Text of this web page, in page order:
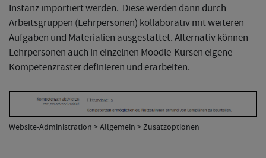
Instanz importiert werden. Diese werden dann durch
Arbeitsgruppen (Lehrpersonen) kollaborativ mit weiteren
Aufgaben und Materialien ausgestattet. Alternativ können
Lehrpersonen auch in einzelnen Moodle-Kursen eigene
Kompetenzraster definieren und erarbeiten.
Website-Administration > Allgemein > Zusatzoptionen